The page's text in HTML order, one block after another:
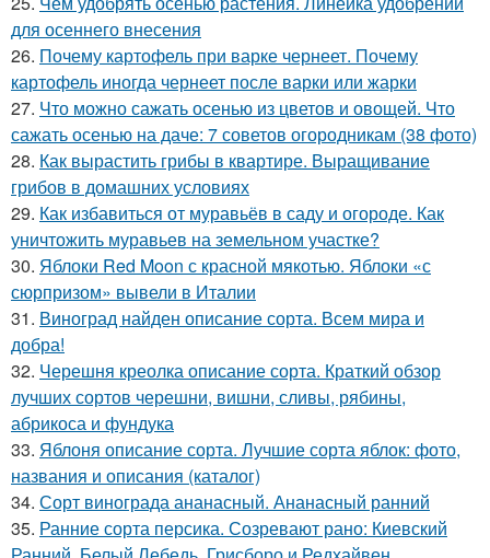
для осеннего внесения
26. Почему картофель при варке чернеет. Почему
картофель иногда чернеет после варки или жарки
27. Что можно сажать осенью из цветов и овощей. Что
сажать осенью на даче: 7 советов огородникам (38 фото)
28. Как вырастить грибы в квартире. Выращивание
грибов в домашних условиях
29. Как избавиться от муравьёв в саду и огороде. Как
уничтожить муравьев на земельном участке?
30. Яблоки Red Moon с красной мякотью. Яблоки «с
сюрпризом» вывели в Италии
31. Виноград найден описание сорта. Всем мира и
добра!
32. Черешня креолка описание сорта. Краткий обзор
лучших сортов черешни, вишни, сливы, рябины,
абрикоса и фундука
33. Яблоня описание сорта. Лучшие сорта яблок: фото,
названия и описания (каталог)
34. Сорт винограда ананасный. Ананасный ранний
35. Ранние сорта персика. Созревают рано: Киевский